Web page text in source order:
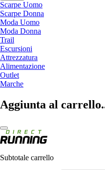
Scarpe Uomo
Scarpe Donna
Moda Uomo
Moda Donna
Trail
Escursioni
Attrezzatura
Alimentazione
Outlet
Marche
Aggiunta al
Subtotale carrello